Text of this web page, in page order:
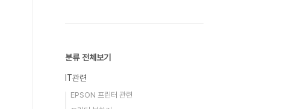
분류 전체보기
IT관련
EPSON 프린터 관련